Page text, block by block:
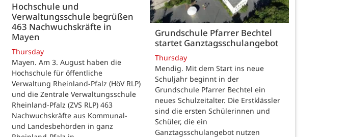
Hochschule und
Verwaltungsschule begrüßen
463 Nachwuchskräfte in
Mayen
Thursday
Mayen. Am 3. August haben die
Hochschule für öffentliche
Verwaltung Rheinland-Pfalz (HöV RLP)
und die Zentrale Verwaltungsschule
Rheinland-Pfalz (ZVS RLP) 463
Nachwuchskräfte aus Kommunal-
und Landesbehörden in ganz
Grundschule Pfarrer Bechtel
startet Ganztagsschulangebot
Thursday
Mendig. Mit dem Start ins neue
Schuljahr beginnt in der
Grundschule Pfarrer Bechtel ein
neues Schulzeitalter. Die Erstklässler
sind die ersten Schülerinnen und
Schüler, die ein
Ganztagsschulangebot nutzen